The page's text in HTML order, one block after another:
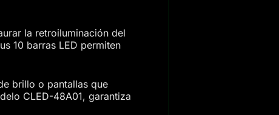
la retroiluminación del
10 barras LED permiten
brillo o pantallas que
CLED-48A01, garantiza